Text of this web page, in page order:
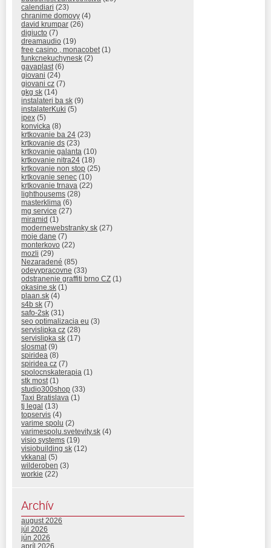
calendiari (23)
chranime domovy (4)
david krumpar (26)
digiucto (7)
dreamaudio (19)
free casino , monacobet(1)
funkcnekuchynesk (2)
gavaplast(6)
giovani (24)
giovani cz (7)
gkg sk (14)
instalateri ba sk (9)
instalaterKuki (5)
ipex (5)
konvicka (8)
krtkovanie ba 24 (23)
krtkovanie ds (23)
krtkovanie galanta (10)
krtkovanie nitra24 (18)
krtkovanie non stop (25)
krtkovanie senec (10)
krtkovanie trnava (22)
lighthousems (28)
masterklima (6)
mg service (27)
miramid (1)
modernewebstranky sk (27)
moje dane (7)
monterkovo (22)
mozli (29)
Nezaradené (85)
odevypracovne (33)
odstranenie graffiti brno CZ (1)
okasine.sk (1)
plaan.sk (4)
s4b sk (7)
safo-2sk (31)
seo optimalizacia eu (3)
servislipka cz (28)
servislipka sk (17)
slosmat(9)
spiridea (8)
spiridea cz (7)
spolocnskaterapia (1)
stk most(1)
studio300shop (33)
Taxi Bratislava (1)
tj legal (13)
topservis (4)
varime spolu (2)
varimespolu.svetevity.sk (4)
visio systems (19)
visiobuilding sk (12)
vkkanal (5)
wilderoben (3)
workie (22)
Archív
august 2026
júl 2026
jún 2026